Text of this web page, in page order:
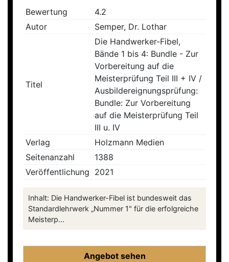
Bewertung
4.2
Autor
Semper, Dr. Lothar
Titel
Die Handwerker-Fibel,
Bände 1 bis 4: Bundle - Zur
Vorbereitung auf die
Meisterprüfung Teil III + IV /
Ausbildereignungsprüfung:
Bundle: Zur Vorbereitung
auf die Meisterprüfung Teil
III u. IV
Verlag
Holzmann Medien
Seitenanzahl
1388
Veröffentlichung 2021
Inhalt: Die Handwerker-Fibel ist bundesweit das
Standardlehrwerk „Nummer 1" für die erfolgreiche
Meisterp...
Angebot sehen